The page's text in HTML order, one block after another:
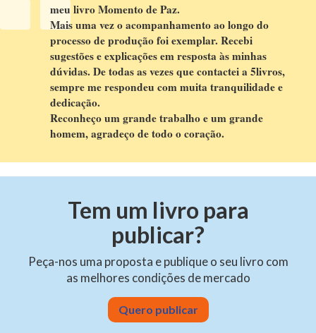
meu livro Momento de Paz.
Mais uma vez o acompanhamento ao longo do
processo de produção foi exemplar. Recebi
sugestões e explicações em resposta às minhas
dúvidas. De todas as vezes que contactei a 5livros,
sempre me respondeu com muita tranquilidade e
dedicação.
Reconheço um grande trabalho e um grande
homem, agradeço de todo o coração.
Tem um livro para
publicar?
Peça-nos uma proposta e publique o seu livro com
as melhores condições de mercado
Quero publicar